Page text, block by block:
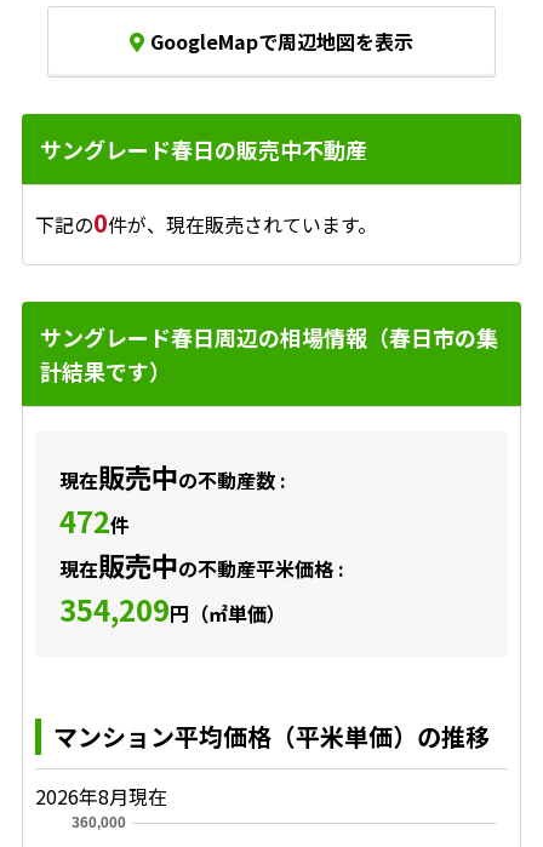
GoogleMapで周辺地図を表示
サングレード春日の販売中不動産
下記の0件が、現在販売されています。
サングレード春日周辺の相場情報（春日市の集
計結果です）
現在販売中の不動産数 :
472件
現在販売中の不動産平米価格 :
354,209円（㎡単価）
マンション平均価格（平米単価）の推移
2026年8月現在
360,000